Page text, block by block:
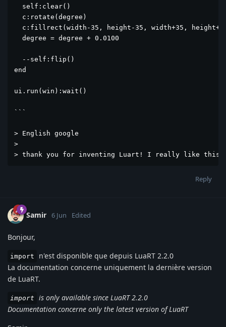
  self:clear()
  c:rotate(degree)
c:fillrect(width-35, height-35, width+35,
  degree = degree + 0.0100
  --self:flip()
end
ui.run(win):wait()
```
> English google
>
> thank you for inventing Luart! I really like this
Reply
Samir 6 Jun Edited
Bonjour,
import
n'est disponible que depuis LuaRT 2.2.0
La documentation concerne uniquement la dernière version
de LuaRT.
import
is only available since LuaRT 2.2.0
Documentation concerne only the latest version of LuaRT